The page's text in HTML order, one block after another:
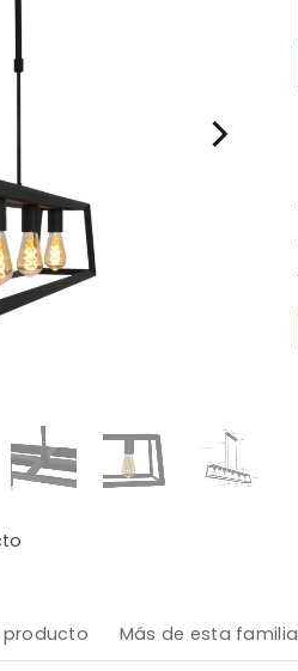
producto Más de esta familia